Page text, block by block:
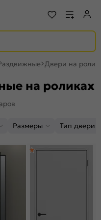
Двери на
на роликах
Размеры Тип двери